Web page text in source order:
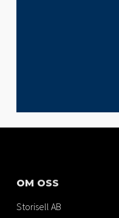
OM OSS
Storisell AB